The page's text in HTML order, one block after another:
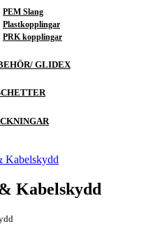
PEM Slang
Plastkopplingar
PRK kopplingar
GLIDEX
Kabelskydd
Kabelskydd